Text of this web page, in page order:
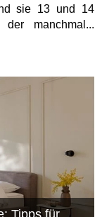
sie 13 und 14
manchmal...
Tipps für